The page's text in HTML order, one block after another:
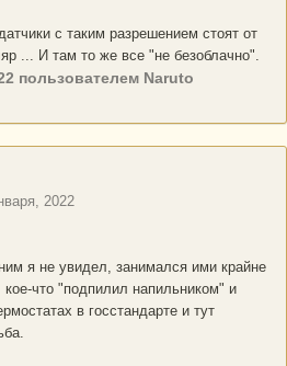
с таким разрешением стоят от
... И там то же все "не безоблачно".
пользователем Naruto
2022
я не увидел, занимался ими крайне
что "подпилил напильником" и
в госстандарте и тут